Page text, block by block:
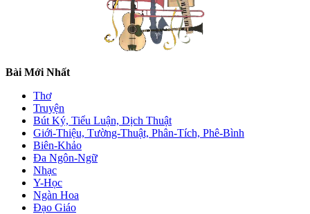
Bài Mới Nhất
Thơ
Truyện
Bút Ký, Tiểu Luận, Dịch Thuật
Giới-Thiệu, Tường-Thuật, Phân-Tích, Phê-Bình
Biên-Khảo
Đa Ngôn-Ngữ
Nhạc
Y-Học
Ngàn Hoa
Đạo Giáo